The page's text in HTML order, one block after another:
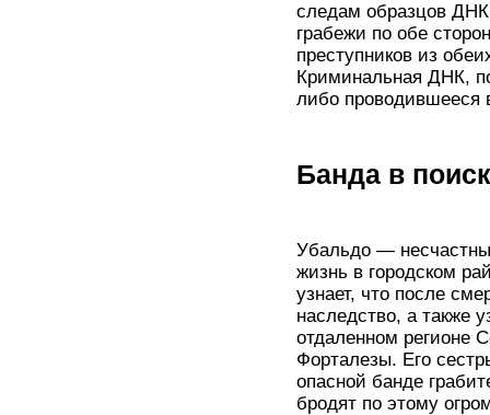
следам образцов
грабежи по обе
преступников из
Криминальная ДНК,
либо проводившееся
Банда в
Убальдо —
жизнь в городском
узнает, что после
наследство, а также
отдаленном регионе
Форталезы. Его
опасной банде
бродят по этому